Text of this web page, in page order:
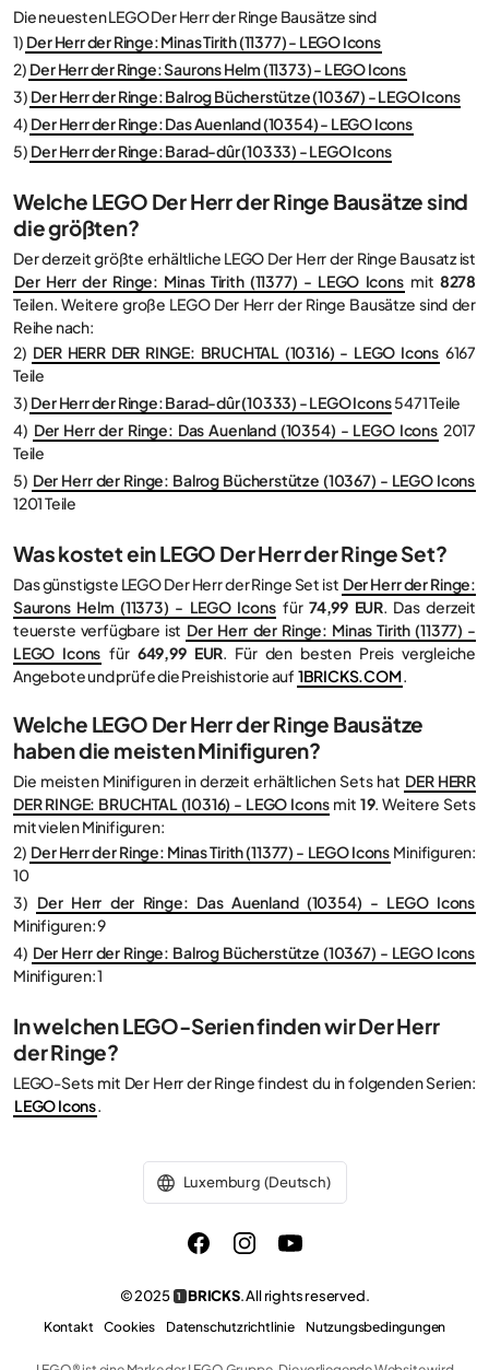
Die neuesten LEGO Der Herr der Ringe Bausätze sind
1) Der Herr der Ringe: Minas Tirith (11377) - LEGO Icons
2) Der Herr der Ringe: Saurons Helm (11373) - LEGO Icons
3) Der Herr der Ringe: Balrog Bücherstütze (10367) - LEGO Icons
4) Der Herr der Ringe: Das Auenland (10354) - LEGO Icons
5) Der Herr der Ringe: Barad-dûr (10333) - LEGO Icons
Welche LEGO Der Herr der Ringe Bausätze sind
die größten?
Der derzeit größte erhältliche LEGO Der Herr der Ringe Bausatz ist
Der Herr der Ringe: Minas Tirith (11377) - LEGO Icons mit 8278
Teilen. Weitere große LEGO Der Herr der Ringe Bausätze sind der
Reihe nach:
2) DER HERR DER RINGE: BRUCHTAL (10316) - LEGO Icons 6167
Teile
3) Der Herr der Ringe: Barad-dûr (10333) - LEGO Icons5471 Teile
4) Der Herr der Ringe: Das Auenland (10354) - LEGO Icons 2017
Teile
5) Der Herr der Ringe: Balrog Bücherstütze (10367) - LEGO Icons
1201 Teile
Was kostet ein LEGO Der Herr der Ringe Set?
Das günstigste LEGO Der Herr der Ringe Set ist Der Herr der Ringe:
Saurons Helm (11373) - LEGO Icons für74,99 EUR. Das derzeit
teuerste verfügbare ist Der Herr der Ringe: Minas Tirith (11377) -
LEGO Icons für 649,99 EUR. Für den besten Preis vergleiche
Angebote und prüfe die Preishistorie auf 1BRICKS.COM.
Welche LEGO Der Herr der Ringe Bausätze
haben die meisten Minifiguren?
Die meisten Minifiguren in derzeit erhältlichen Sets hat DER HERR
DER RINGE: BRUCHTAL (10316) - LEGO Icons mit 19. Weitere Sets
mit vielen Minifiguren:
2) Der Herr der Ringe: Minas Tirith (11377) - LEGO Icons Minifiguren:
10
3) Der Herr der Ringe: Das Auenland (10354) - LEGO Icons
Minifiguren: 9
4) Der Herr der Ringe: Balrog Bücherstütze (10367) - LEGO Icons
Minifiguren: 1
In welchen LEGO-Serien finden wir Der Herr
der Ringe?
LEGO-Sets mit Der Herr der Ringe findest du in folgenden Serien:
LEGO Icons.
Luxemburg (Deutsch)
© 2025 1 BRICKS. All rights reserved.
Kontakt Cookies Datenschutzrichtlinie Nutzungsbedingungen